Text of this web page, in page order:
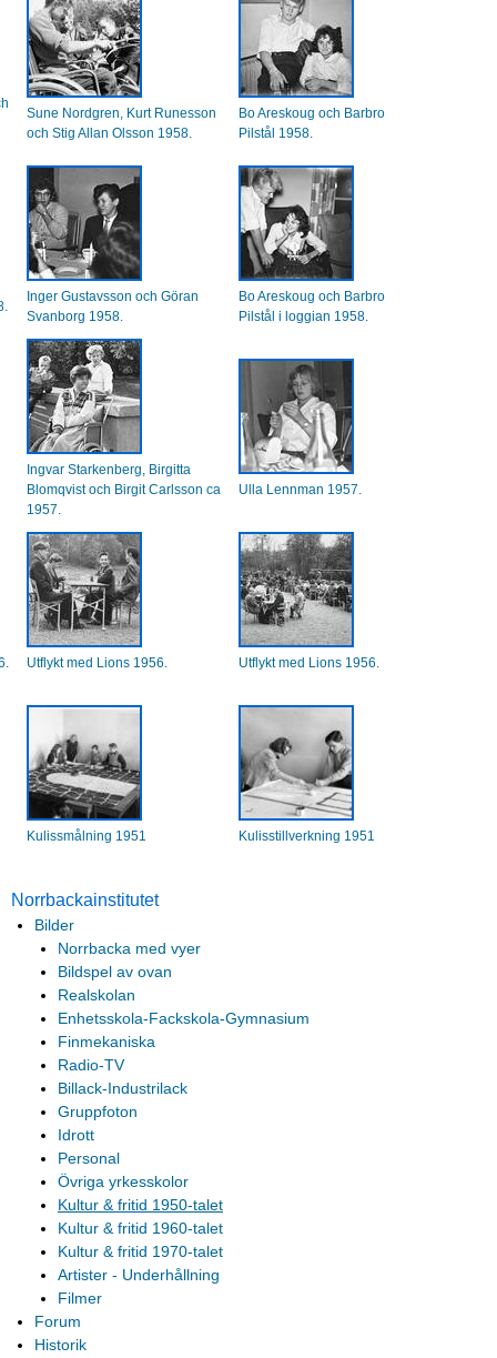
Sune Nordgren, Kurt Runesson
och Stig Allan Olsson 1958.
Bo Areskoug och Barbro
Pilstål 1958.
Inger Gustavsson och Göran
Svanborg 1958.
Bo Areskoug och Barbro
Pilstål i loggian 1958.
Ingvar Starkenberg, Birgitta
Blomqvist och Birgit Carlsson ca
1957.
Ulla Lennman 1957.
Utflykt med Lions 1956. Utflykt med Lions 1956.
Kulissmålning 1951 Kulisstillverkning 1951
Norrbackainstitutet
Bilder
Norrbacka med vyer
Bildspel av ovan
Realskolan
Enhetsskola-Fackskola-Gymnasium
Finmekaniska
Radio-TV
Billack-Industrilack
Gruppfoton
Idrott
Personal
Övriga yrkesskolor
Kultur & fritid 1950-talet
Kultur & fritid 1960-talet
Kultur & fritid 1970-talet
Artister - Underhållning
Filmer
Forum
Historik